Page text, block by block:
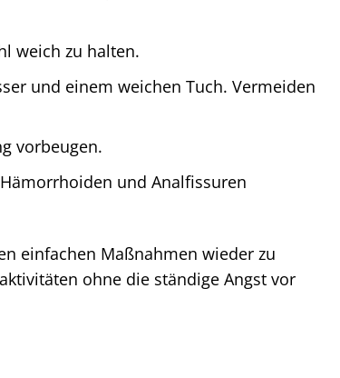
weich zu halten.
und einem weichen Tuch. Vermeiden
vorbeugen.
und Analfissuren
einfachen Maßnahmen wieder zu
ohne die ständige Angst vor